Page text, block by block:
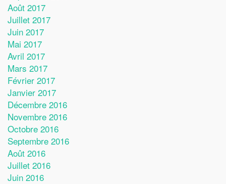
Août 2017
Juillet 2017
Juin 2017
Mai 2017
Avril 2017
Mars 2017
Février 2017
Janvier 2017
Décembre 2016
Novembre 2016
Octobre 2016
Septembre 2016
Août 2016
Juillet 2016
Juin 2016